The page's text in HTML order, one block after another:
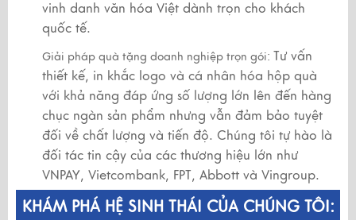
vinh danh văn hóa Việt dành trọn cho khách
quốc tế.
Giải pháp quà tặng doanh nghiệp trọn gói: Tư vấn
thiết kế, in khắc logo và cá nhân hóa hộp quà
với khả năng đáp ứng số lượng lớn lên đến hàng
chục ngàn sản phẩm nhưng vẫn đảm bảo tuyệt
đối về chất lượng và tiến độ. Chúng tôi tự hào là
đối tác tin cậy của các thương hiệu lớn như
VNPAY, Vietcombank, FPT, Abbott và Vingroup.
KHÁM PHÁ HỆ SINH THÁI CỦA CHÚNG TÔI: